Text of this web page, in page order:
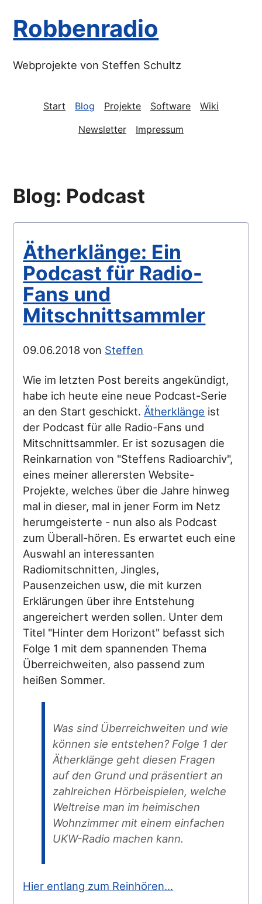
Robbenradio
Webprojekte von Steffen Schultz
Start Blog Projekte Software
Wiki
Newsletter
Impressum
Blog: Podcast
Ätherklänge: Ein
Podcast für Radio-
Fans und
Mitschnittsammler
09.06.2018 von Steffen
Wie im letzten Post bereits angekündigt,
habe ich heute eine neue Podcast-Serie
an den Start geschickt. Ätherklänge ist
der Podcast für alle Radio-Fans und
Mitschnittsammler. Er ist sozusagen die
Reinkarnation von "Steffens Radioarchiv",
eines meiner allerersten Website-
Projekte, welches über die Jahre hinweg
mal in dieser, mal in jener Form im Netz
herumgeisterte - nun also als Podcast
zum Überall-hören. Es erwartet euch eine
Auswahl an interessanten
Radiomitschnitten, Jingles,
Pausenzeichen usw, die mit kurzen
Erklärungen über ihre Entstehung
angereichert werden sollen. Unter dem
Titel "Hinter dem Horizont" befasst sich
Folge 1 mit dem spannenden Thema
Überreichweiten, also passend zum
heißen Sommer.
Was sind Überreichweiten und wie
können sie entstehen? Folge 1 der
Ätherklänge geht diesen Fragen
auf den Grund und präsentiert an
zahlreichen Hörbeispielen, welche
Weltreise man im heimischen
Wohnzimmer mit einem einfachen
UKW-Radio machen kann.
Hier entlang zum Reinhören...